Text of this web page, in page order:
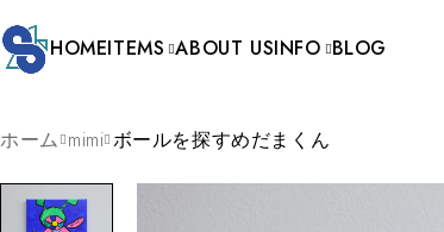
HOMEITEMS ABOUT USINFO BLOG
ホーム mimi ボールを探すめだまくん